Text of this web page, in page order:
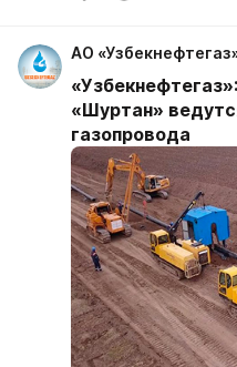
АО
«Шуртан»
газопровода